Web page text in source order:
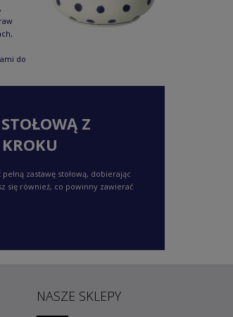
do
Z
zastawę stołową, dobierając
się również, co powinny zawierać
NASZE SKLEPY